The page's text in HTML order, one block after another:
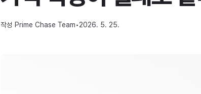
작성 Prime Chase Team•2026. 5. 25.